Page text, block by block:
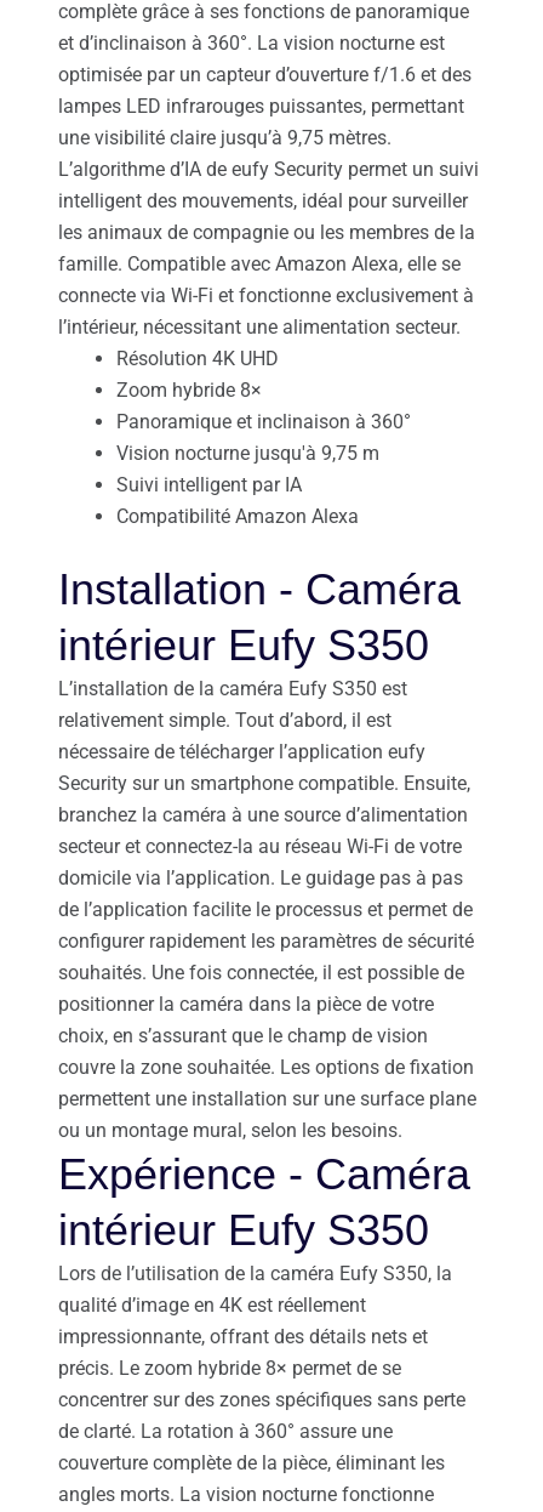
complète grâce à ses fonctions de panoramique
et d’inclinaison à 360°. La vision nocturne est
optimisée par un capteur d’ouverture f/1.6 et des
lampes LED infrarouges puissantes, permettant
une visibilité claire jusqu’à 9,75 mètres.
L’algorithme d’IA de eufy Security permet un suivi
intelligent des mouvements, idéal pour surveiller
les animaux de compagnie ou les membres de la
famille. Compatible avec Amazon Alexa, elle se
connecte via Wi-Fi et fonctionne exclusivement à
l’intérieur, nécessitant une alimentation secteur.
Résolution 4K UHD
Zoom hybride 8×
Panoramique et inclinaison à 360°
Vision nocturne jusqu'à 9,75 m
Suivi intelligent par IA
Compatibilité Amazon Alexa
Installation - Caméra
intérieur Eufy S350
L’installation de la caméra Eufy S350 est
relativement simple. Tout d’abord, il est
nécessaire de télécharger l’application eufy
Security sur un smartphone compatible. Ensuite,
branchez la caméra à une source d’alimentation
secteur et connectez-la au réseau Wi-Fi de votre
domicile via l’application. Le guidage pas à pas
de l’application facilite le processus et permet de
configurer rapidement les paramètres de sécurité
souhaités. Une fois connectée, il est possible de
positionner la caméra dans la pièce de votre
choix, en s’assurant que le champ de vision
couvre la zone souhaitée. Les options de fixation
permettent une installation sur une surface plane
ou un montage mural, selon les besoins.
Expérience - Caméra
intérieur Eufy S350
Lors de l’utilisation de la caméra Eufy S350, la
qualité d’image en 4K est réellement
impressionnante, offrant des détails nets et
précis. Le zoom hybride 8× permet de se
concentrer sur des zones spécifiques sans perte
de clarté. La rotation à 360° assure une
couverture complète de la pièce, éliminant les
angles morts. La vision nocturne fonctionne